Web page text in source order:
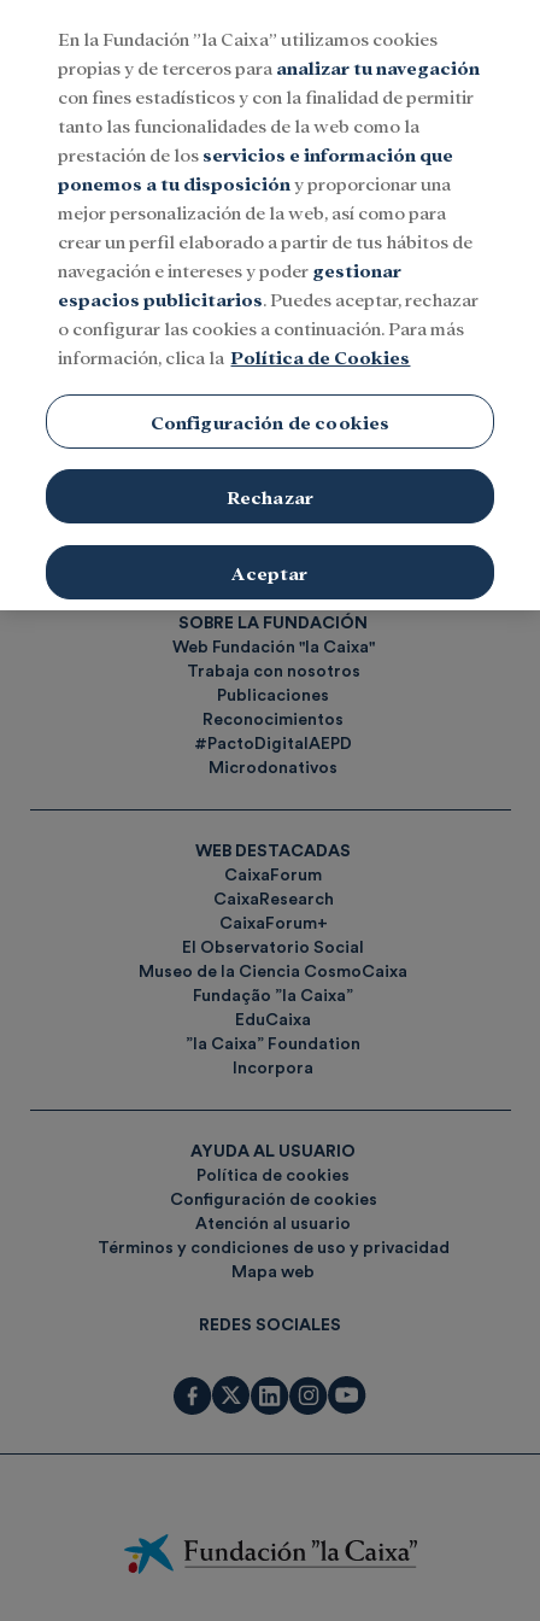
Menu
SocialInvestigación y becasCultura
Especies en peligro
Investigación y becas
Etiquetas
SOBRE LA FUNDACIÓN
Web Fundación "la Caixa"
Trabaja con nosotros
Publicaciones
Reconocimientos
#PactoDigitalAEPD
Microdonativos
WEB DESTACADAS
CaixaForum
CaixaResearch
CaixaForum+
El Observatorio Social
Museo de la Ciencia CosmoCaixa
Fundação ”la Caixa”
EduCaixa
”la Caixa” Foundation
Incorpora
AYUDA AL USUARIO
Política de cookies
Configuración de cookies
Atención al usuario
Términos y condiciones de uso y privacidad
Mapa web
REDES SOCIALES
Fundación
La
En la Fundación ”la Caixa” utilizamos cookies
propias y de terceros para analizar tu navegación
con fines estadísticos y con la finalidad de permitir
tanto las funcionalidades de la web como la
prestación de los servicios e información que
ponemos a tu disposición y proporcionar una
mejor personalización de la web, así como para
crear un perfil elaborado a partir de tus hábitos de
navegación e intereses y poder gestionar
espacios publicitarios. Puedes aceptar, rechazar
o configurar las cookies a continuación. Para más
información, clica la Política de Cookies
Configuración de cookies
Rechazar
Aceptar